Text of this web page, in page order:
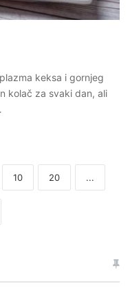
keksa i gornjeg
kolač za svaki dan, ali
10 20 ...